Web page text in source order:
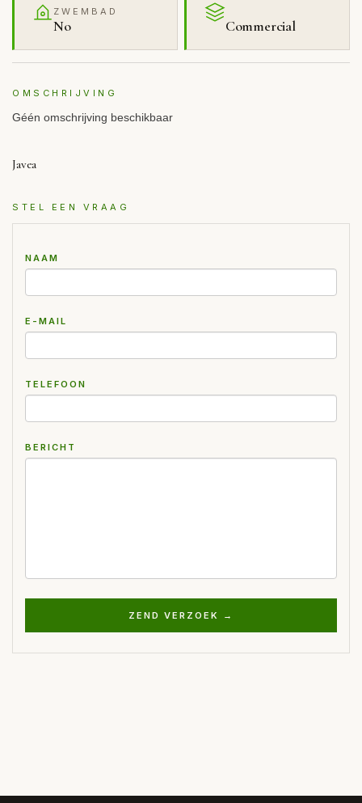
ZWEMBAD
No Commercial
OMSCHRIJVING
Géén omschrijving beschikbaar
Javea
STEL EEN VRAAG
NAAM
E-MAIL
TELEFOON
BERICHT
ZEND VERZOEK →